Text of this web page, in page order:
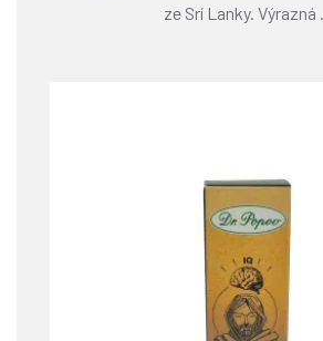
ze Srí Lanky. Výrazná ...